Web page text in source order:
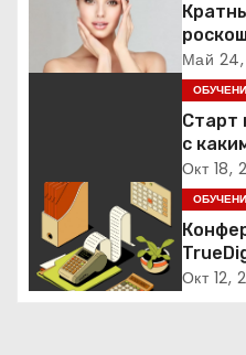
з
п
и
с
Янины
бьюти-
Май
Старт
с
и на
Окт 18,
Окт 12,